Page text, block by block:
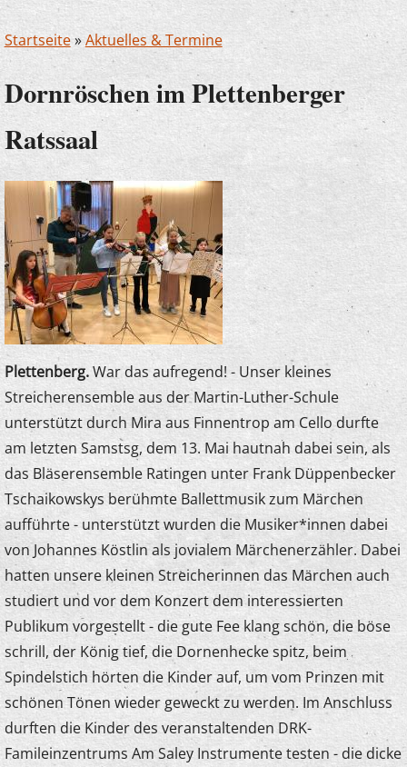
Startseite»Aktuelles & Termine
Dornröschen im Plettenberger
Ratssaal
Plettenberg.War das aufregend! - Unser kleines
Streicherensemble aus der Martin-Luther-Schule
unterstützt durch Mira aus Finnentrop am Cello durfte
am letzten Samstsg, dem 13. Mai hautnah dabei sein, als
das Bläserensemble Ratingen unter Frank Düppenbecker
Tschaikowskys berühmte Ballettmusik zum Märchen
aufführte - unterstützt wurden die Musiker*innen dabei
von Johannes Köstlin als jovialem Märchenerzähler. Dabei
hatten unsere kleinen Streicherinnen das Märchen auch
studiert und vor dem Konzert dem interessierten
Publikum vorgestellt - die gute Fee klang schön, die böse
schrill, der König tief, die Dornenhecke spitz, beim
Spindelstich hörten die Kinder auf, um vom Prinzen mit
schönen Tönen wieder geweckt zu werden. Im Anschluss
durften die Kinder des veranstaltenden DRK-
Famileinzentrums Am Saley Instrumente testen - die dicke